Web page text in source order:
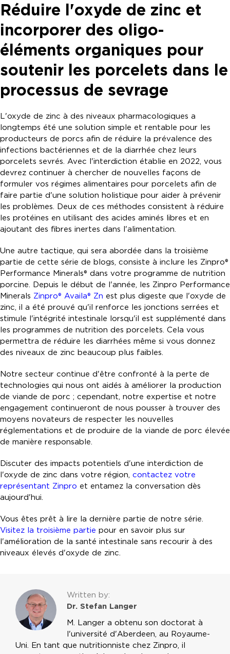
Réduire l'oxyde de zinc et
incorporer des oligo-
éléments organiques pour
soutenir les porcelets dans le
processus de sevrage
L'oxyde de zinc à des niveaux pharmacologiques a
longtemps été une solution simple et rentable pour les
producteurs de porcs afin de réduire la prévalence des
infections bactériennes et de la diarrhée chez leurs
porcelets sevrés. Avec l'interdiction établie en 2022, vous
devrez continuer à chercher de nouvelles façons de
formuler vos régimes alimentaires pour porcelets afin de
faire partie d'une solution holistique pour aider à prévenir
les problèmes. Deux de ces méthodes consistent à réduire
les protéines en utilisant des acides aminés libres et en
ajoutant des fibres inertes dans l'alimentation.
Une autre tactique, qui sera abordée dans la troisième
partie de cette série de blogs, consiste à inclure les Zinpro®
Performance Minerals® dans votre programme de nutrition
porcine. Depuis le début de l'année, les Zinpro Performance
Minerals Zinpro® Availa® Zn est plus digeste que l'oxyde de
zinc, il a été prouvé qu'il renforce les jonctions serrées et
stimule l'intégrité intestinale lorsqu'il est supplémenté dans
les programmes de nutrition des porcelets. Cela vous
permettra de réduire les diarrhées même si vous donnez
des niveaux de zinc beaucoup plus faibles.
Notre secteur continue d'être confronté à la perte de
technologies qui nous ont aidés à améliorer la production
de viande de porc ; cependant, notre expertise et notre
engagement continueront de nous pousser à trouver des
moyens novateurs de respecter les nouvelles
réglementations et de produire de la viande de porc élevée
de manière responsable.
Discuter des impacts potentiels d'une interdiction de
l'oxyde de zinc dans votre région, contactez votre
représentant Zinpro et entamez la conversation dès
aujourd'hui.
Vous êtes prêt à lire la dernière partie de notre série.
Visitez la troisième partie pour en savoir plus sur
l'amélioration de la santé intestinale sans recourir à des
niveaux élevés d'oxyde de zinc.
Written by:
Dr. Stefan Langer
M. Langer a obtenu son doctorat à
l'université d'Aberdeen, au Royaume-
Uni. En tant que nutritionniste chez Zinpro, il